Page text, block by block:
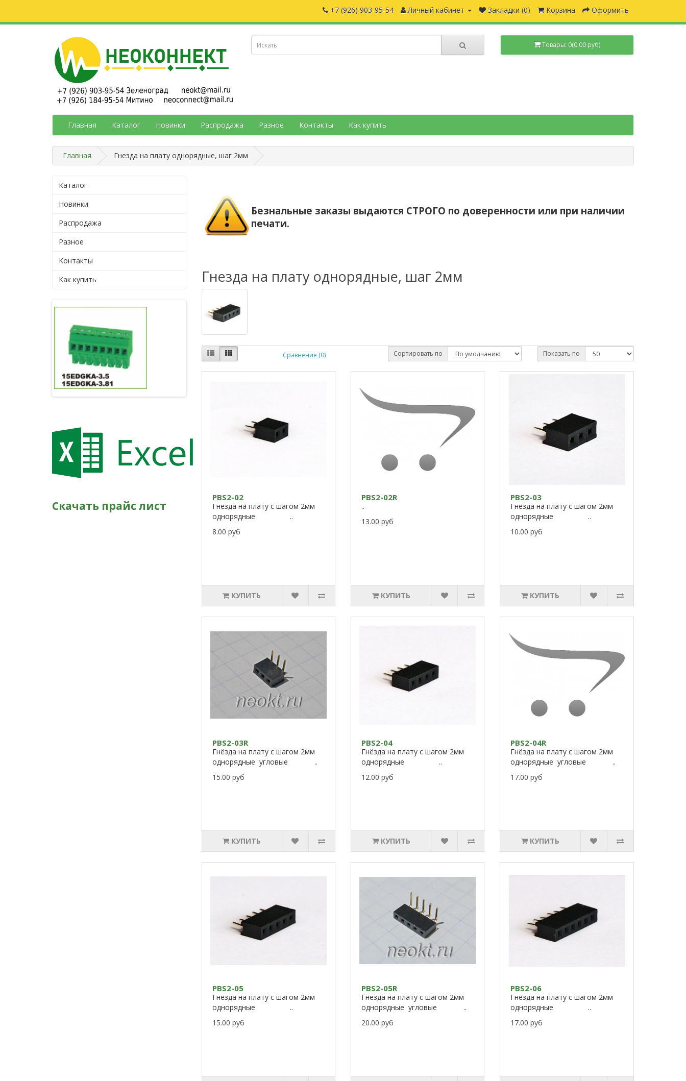
+7 (926) 903-95-54 Личный кабинет Закладки (0) Корзина Оформить
Товары: 0(0.00 руб)
Главная Каталог Новинки Распродажа Разное Контакты Как купить
Главная Гнезда на плату однорядные, шаг 2мм
Каталог
Новинки
Распродажа
Разное
Контакты
Как купить
Скачать прайс лист
Безнальные заказы выдаются СТРОГО по доверенности или при наличии
печати.
Гнезда на плату однорядные, шаг 2мм
Сравнение (0) Сортировать по Показать по
PBS2-02
Гнёзда на плату с шагом 2мм
однорядные ..
8.00 руб
КУПИТЬ
PBS2-02R
..
13.00 руб
КУПИТЬ
PBS2-03
Гнёзда на плату с шагом 2мм
однорядные ..
10.00 руб
КУПИТЬ
PBS2-03R
Гнёзда на плату с шагом 2мм
однорядные угловые ..
15.00 руб
КУПИТЬ
PBS2-04
Гнёзда на плату с шагом 2мм
однорядные ..
12.00 руб
КУПИТЬ
PBS2-04R
Гнёзда на плату с шагом 2мм
однорядные угловые ..
17.00 руб
КУПИТЬ
PBS2-05
Гнёзда на плату с шагом 2мм
однорядные ..
15.00 руб
PBS2-05R
Гнёзда на плату с шагом 2мм
однорядные угловые ..
20.00 руб
PBS2-06
Гнёзда на плату с шагом 2мм
однорядные ..
17.00 руб